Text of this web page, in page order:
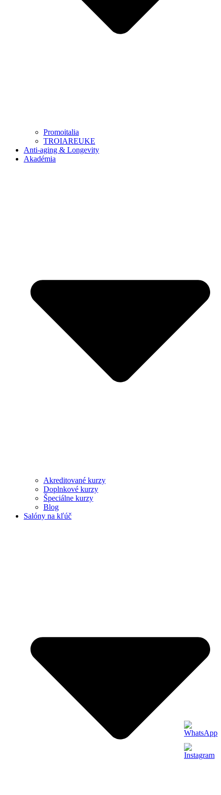
Promoitalia
TROIAREUKE
Anti-aging & Longevity
Akadémia
Akreditované kurzy
Doplnkové kurzy
Špeciálne kurzy
Blog
Salóny na kľúč